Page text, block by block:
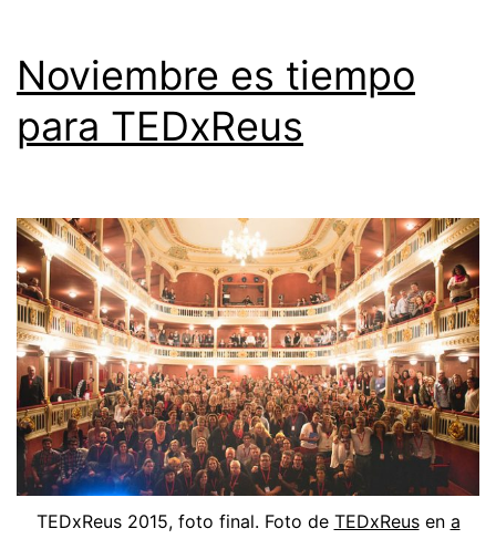
Noviembre es tiempo
para TEDxReus
TEDxReus 2015, foto final. Foto de TEDxReusen a